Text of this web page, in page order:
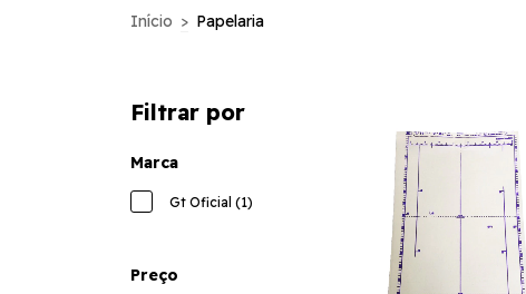
Início > Papelaria
Filtrar por
Marca
Gt Oficial (1)
Preço